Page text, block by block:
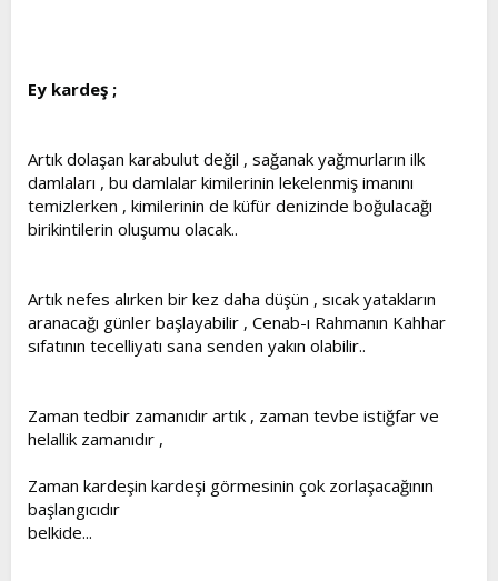
Ey kardeş ;
Artık dolaşan karabulut değil , sağanak yağmurların ilk
damlaları , bu damlalar kimilerinin lekelenmiş imanını
temizlerken , kimilerinin de küfür denizinde boğulacağı
birikintilerin oluşumu olacak..
Artık nefes alırken bir kez daha düşün , sıcak yatakların
aranacağı günler başlayabilir , Cenab-ı Rahmanın Kahhar
sıfatının tecelliyatı sana senden yakın olabilir..
Zaman tedbir zamanıdır artık , zaman tevbe istiğfar ve
helallik zamanıdır ,
Zaman kardeşin kardeşi görmesinin çok zorlaşacağının
başlangıcıdır
belkide...